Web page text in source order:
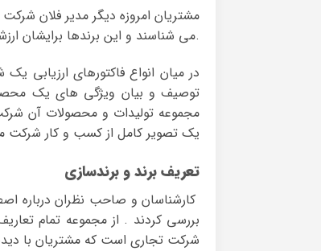
مشتریان امروزه دیگر مدیر فلان شرکت
می شناسند و این برندها برایشان ارزشمند است.
در میان انواع فاکتورهای ارزیابی
توصیف و بیان ویژگی های یک
مجموعه تولیدات و محصولات آن
یک تصویر کامل از کسب و کار شرکت
تعریف برند و برندسازی
کارشناسان و صاحب نظران درباره
بررسی کردند . از مجموعه تمام
شرکت تجاری است که مشتریان با